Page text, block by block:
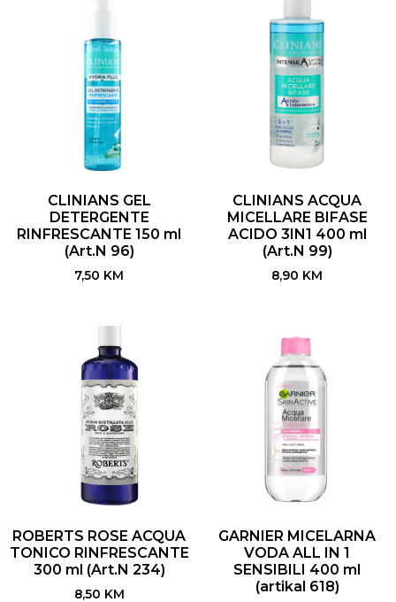
CLINIANS GEL
DETERGENTE
RINFRESCANTE 150 ml
(Art.N 96)
7,50 KM
CLINIANS ACQUA
MICELLARE BIFASE
ACIDO 3IN1 400 ml
(Art.N 99)
8,90 KM
ROBERTS ROSE ACQUA
TONICO RINFRESCANTE
300 ml (Art.N 234)
8,50 KM
GARNIER MICELARNA
VODA ALL IN 1
SENSIBILI 400 ml
(artikal 618)